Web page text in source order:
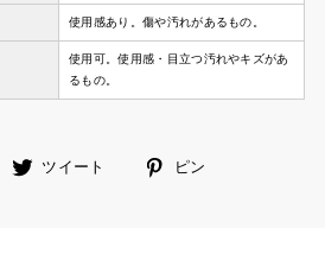
使用感あり。傷や汚れがあるもの。
使用可。使用感・目立つ汚れやキズがあ
るもの。
facebookツイート ピン